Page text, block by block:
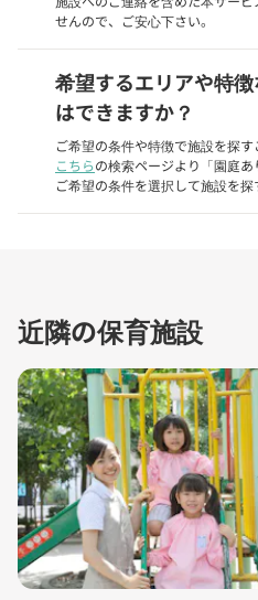
せんので、ご安心下さい。
希望するエリアや特
はできますか？
ご希望の条件や特徴で施設を探す
こちらの検索ページより「園庭
ご希望の条件を選択して施設を探
近隣の保育施設